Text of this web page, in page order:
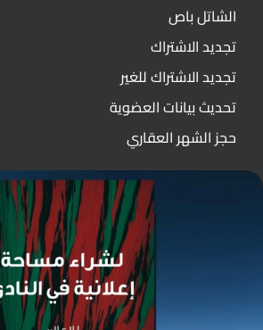
الشاتل باص
تجديد الاشتراك
تجديد الاشتراك للغير
تحديث بيانات العضوية
حجز الشهر العقاري